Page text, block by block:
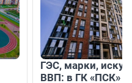
ГЭС, марки,
ВВП: в ГК «ПСК»